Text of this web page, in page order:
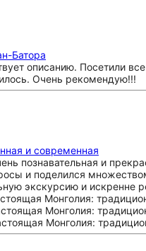
Батора
описанию. Посетили
Очень рекомендую!!!
и современная
познавательная и
и поделился
экскурсию и искренне